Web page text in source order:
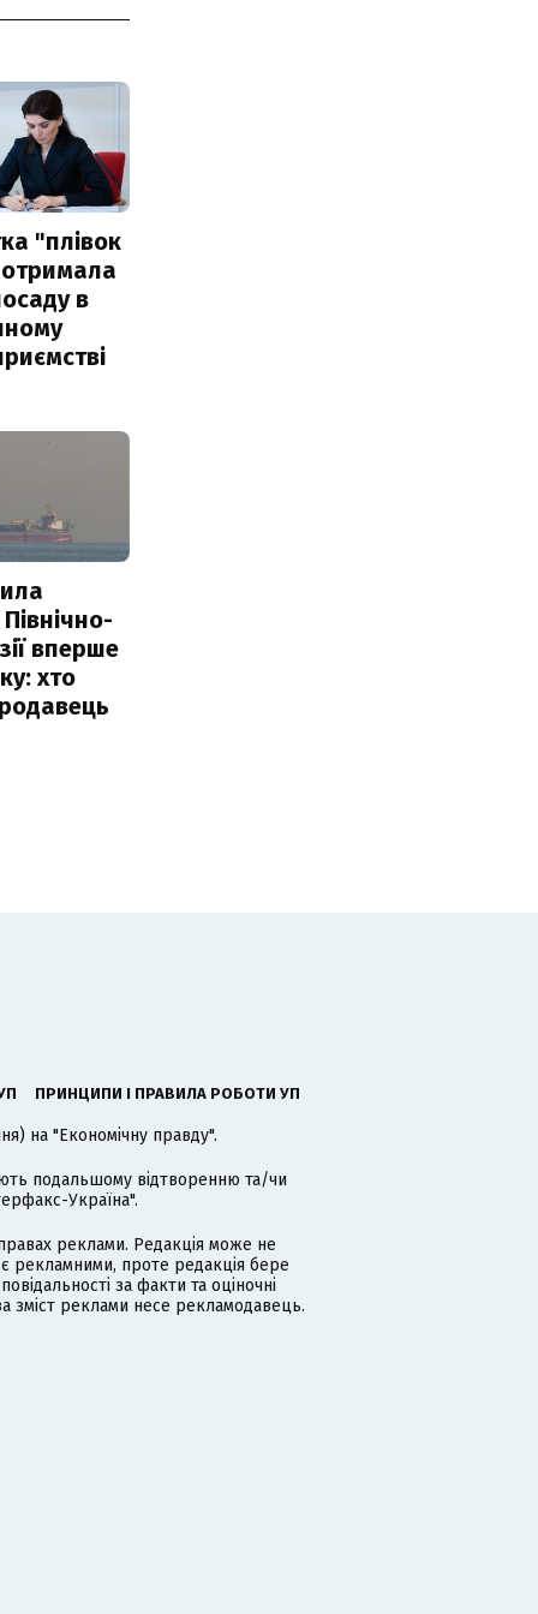
"плівок
в
вперше
хто
ПРИНЦИПИ І ПРАВИЛА РОБОТИ УП
на "Економічну правду".
подальшому відтворенню та/чи
Україна".
реклами. Редакція може не
рекламними, проте редакція бере
за факти та оціночні
зміст реклами несе рекламодавець.